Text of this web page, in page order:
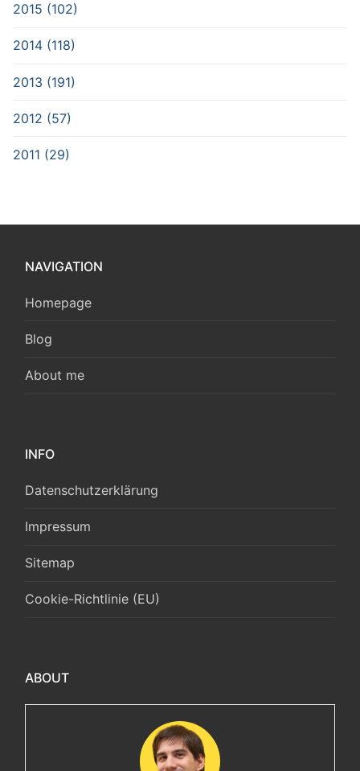
2015 (102)
2014 (118)
2013 (191)
2012 (57)
2011 (29)
NAVIGATION
Homepage
Blog
About me
INFO
Datenschutzerklärung
Impressum
Sitemap
Cookie-Richtlinie (EU)
ABOUT